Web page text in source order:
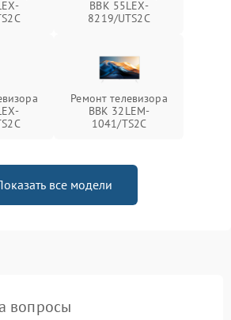
BBK 55LEX-
8219/UTS2C
Ремонт телевизора
BBK 32LEM-
1041/TS2C
все модели
вопросы